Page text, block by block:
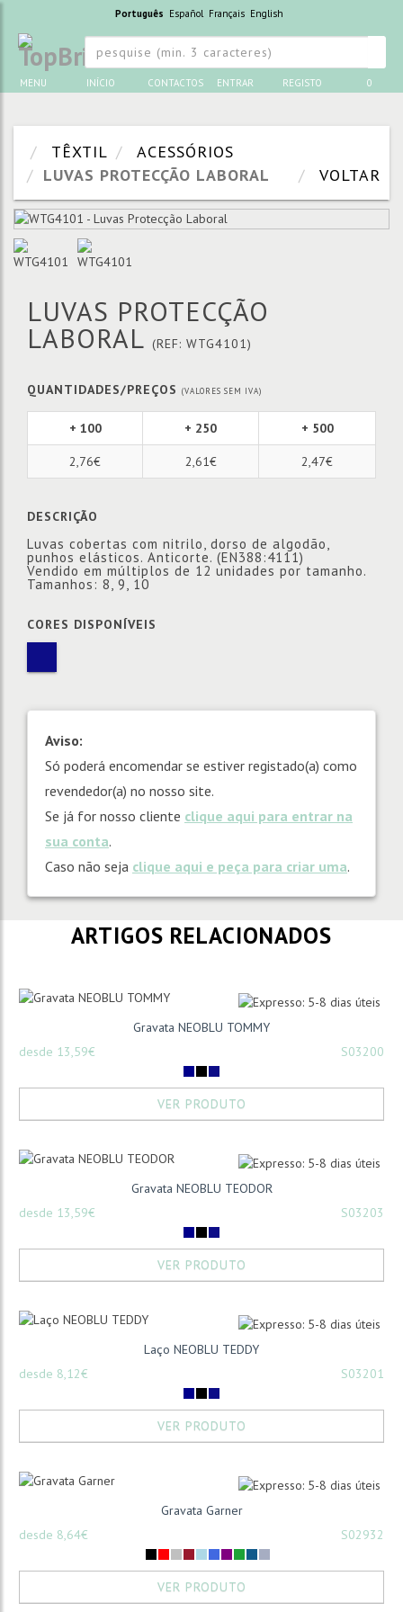
Português Español Français English
MENU INÍCIO CONTACTOS ENTRAR REGISTO 0
TÊXTIL
ACESSÓRIOS
LUVAS PROTECÇÃO LABORAL
VOLTAR
LUVAS PROTECÇÃO
LABORAL (REF: WTG4101)
QUANTIDADES/PREÇOS (VALORES SEM IVA)
+ 100 + 250 + 500
2,76€ 2,61€ 2,47€
DESCRIÇÃO
Luvas cobertas com nitrilo, dorso de algodão,
punhos elásticos. Anticorte. (EN388:4111)
Vendido em múltiplos de 12 unidades por tamanho.
Tamanhos: 8, 9, 10
CORES DISPONÍVEIS
Aviso:
Só poderá encomendar se estiver registado(a) como
revendedor(a) no nosso site.
Se já for nosso cliente clique aqui para entrar na
sua conta.
Caso não seja clique aqui e peça para criar uma.
ARTIGOS RELACIONADOS
Gravata NEOBLU TOMMY
desde 13,59€
S03200
VER PRODUTO
Gravata NEOBLU TEODOR
desde 13,59€
S03203
VER PRODUTO
Laço NEOBLU TEDDY
desde 8,12€
S03201
VER PRODUTO
Gravata Garner
desde 8,64€
S02932
VER PRODUTO